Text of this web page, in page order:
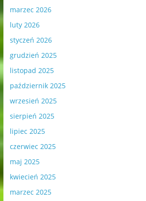
marzec 2026
luty 2026
styczeń 2026
grudzień 2025
listopad 2025
październik 2025
wrzesień 2025
sierpień 2025
lipiec 2025
czerwiec 2025
maj 2025
kwiecień 2025
marzec 2025